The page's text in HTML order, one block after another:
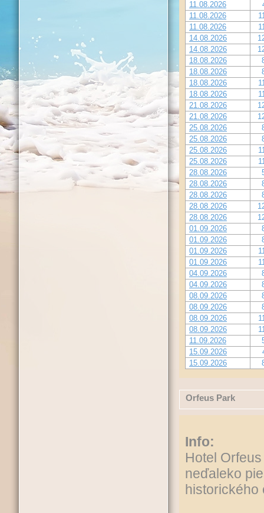
11.08.2026
11.08.2026
11.08.2026
14.08.2026
14.08.2026
18.08.2026
18.08.2026
18.08.2026
18.08.2026
21.08.2026
21.08.2026
25.08.2026
25.08.2026
25.08.2026
25.08.2026
28.08.2026
28.08.2026
28.08.2026
28.08.2026
28.08.2026
01.09.2026
01.09.2026
01.09.2026
01.09.2026
04.09.2026
04.09.2026
08.09.2026
08.09.2026
08.09.2026
08.09.2026
11.09.2026
15.09.2026
15.09.2026
Orfeus Park
Info:
Hotel
neďaleko
historického